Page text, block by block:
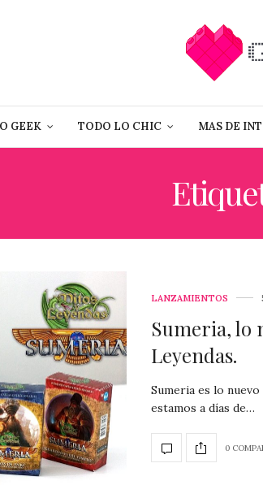
GEEK TODO LO CHIC MAS DE
LANZAMIENTOS
Sumeria, lo
Leyendas.
Sumeria es lo
estamos a días de…
0